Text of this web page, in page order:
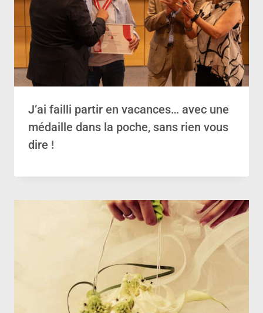
J’ai failli partir en vacances… avec une
médaille dans la poche, sans rien vous
dire !